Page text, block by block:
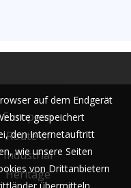
European
Route of
Industrial
Heritage
auf dem Endgerät
gespeichert
den Internetauftritt
wie unsere Seiten
von Drittanbietern